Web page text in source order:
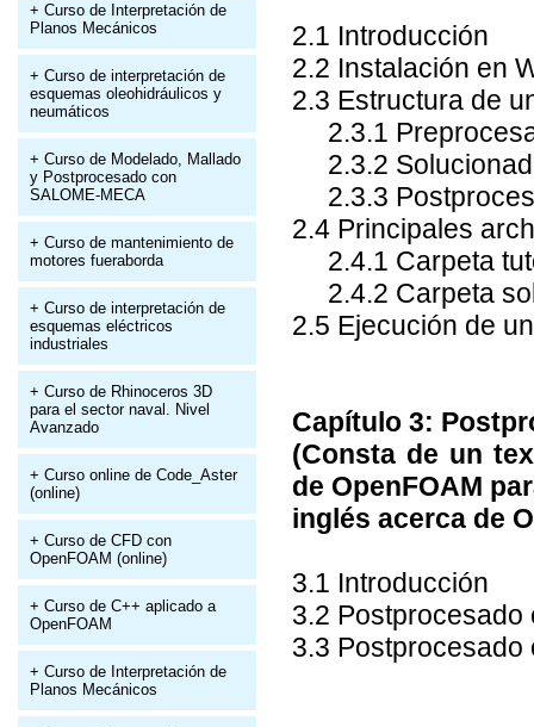
+ Curso de Interpretación de
Planos Mecánicos
+ Curso de interpretación de
esquemas oleohidráulicos y
neumáticos
+ Curso de Modelado, Mallado
y Postprocesado con
SALOME-MECA
+ Curso de mantenimiento de
motores fueraborda
+ Curso de interpretación de
esquemas eléctricos
industriales
+ Curso de Rhinoceros 3D
para el sector naval. Nivel
Avanzado
+ Curso online de Code_Aster
(online)
+ Curso de CFD con
OpenFOAM (online)
+ Curso de C++ aplicado a
OpenFOAM
+ Curso de Interpretación de
Planos Mecánicos
2.1 Introducción
2.2 Instalación en
2.3 Estructura de
2.3.1
2.3.2
2.3.3
2.4 Principales
2.4.1 Carpeta
2.4.2 Carpeta
2.5 Ejecución de
Capítulo 3:
(Consta de un
de OpenFOAM
inglés acerca de
3.1 Introducción
3.2 Postprocesado
3.3